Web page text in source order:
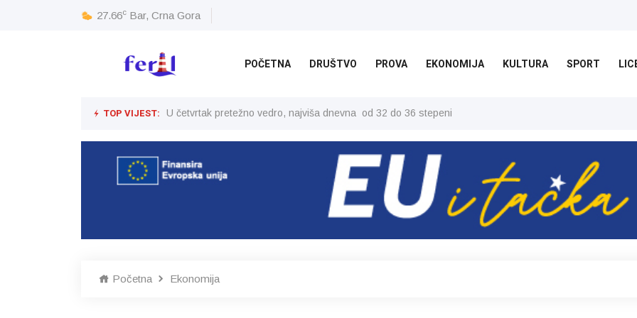
27.66c Bar, Crna Gora
POČETNA DRUŠTVO PROVA EKONOMIJA KULTURA SPORT
TOP VIJEST: U četvrtak pretežno vedro, najviša dnevna od 32 do 36 stepeni
Početna Ekonomija